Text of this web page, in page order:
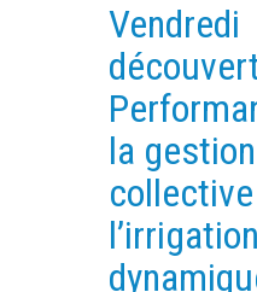
RECRUITMENT
RESEARCH
EXPERIMENTAL PLATFORMS
GEOGRAPHIC LOCATIONS
CURRENT PROJECTS
Vendredi
la gestion